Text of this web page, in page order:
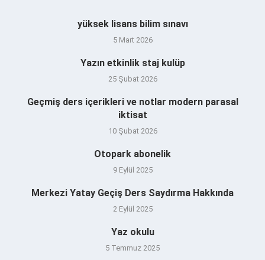
yüksek lisans bilim sınavı
5 Mart 2026
Yazın etkinlik staj kulüp
25 Şubat 2026
Geçmiş ders içerikleri ve notlar modern parasal
iktisat
10 Şubat 2026
Otopark abonelik
9 Eylül 2025
Merkezi Yatay Geçiş Ders Saydırma Hakkında
2 Eylül 2025
Yaz okulu
5 Temmuz 2025